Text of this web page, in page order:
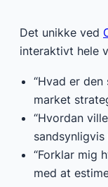
Det unikke ved
interaktivt hele
“Hvad er
market
“Hvordan
“Forklar mig
med at